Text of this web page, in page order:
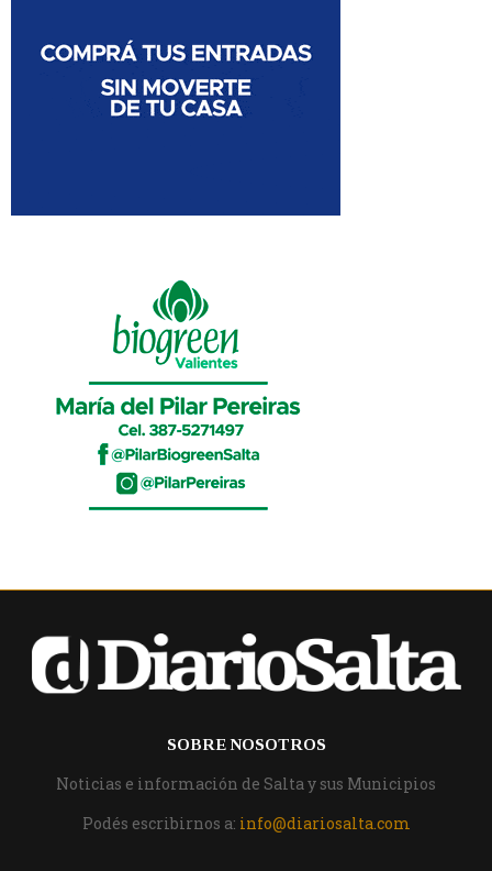
SOBRE NOSOTROS
Noticias e información de Salta y sus Municipios
Podés escribirnos a: info@diariosalta.com